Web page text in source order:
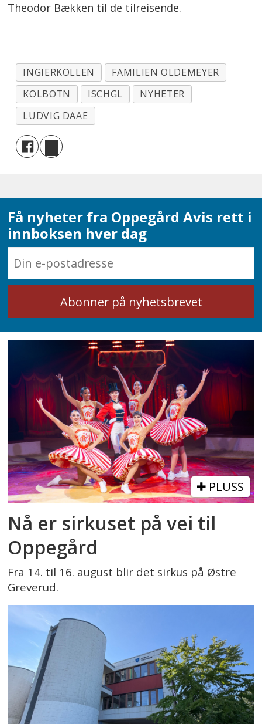
Theodor Bækken til de tilreisende.
INGIERKOLLEN
FAMILIEN OLDEMEYER
KOLBOTN
ISCHGL
NYHETER
LUDVIG DAAE
Få nyheter fra Oppegård Avis rett i
innboksen hver dag
PLUSS
Nå er sirkuset på vei til
Oppegård
Fra 14. til 16. august blir det sirkus på Østre
Greverud.